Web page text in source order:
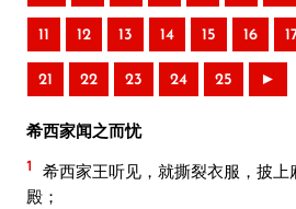
11 12 13 14 15 16
21 22 23 24 25 ►
希西家闻之而忧
1
希西家王听见，就撕裂衣服，披上
殿；